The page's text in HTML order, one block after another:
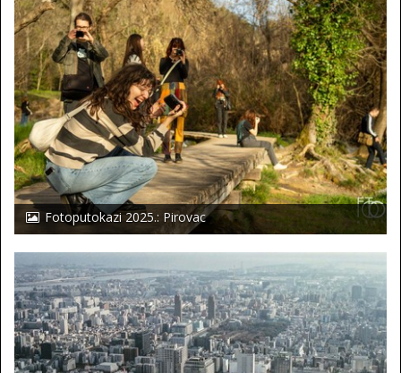
Fotoputokazi 2025.: Pirovac